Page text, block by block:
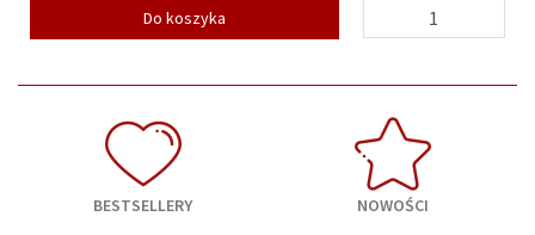
Do koszyka
BESTSELLERY NOWOŚCI